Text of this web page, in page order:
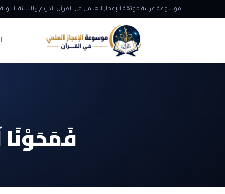
موسوعة عربية موثقة للإعجاز العلمي في القرآن الكريم والسنة النبوية
فَمَحَوْنَا